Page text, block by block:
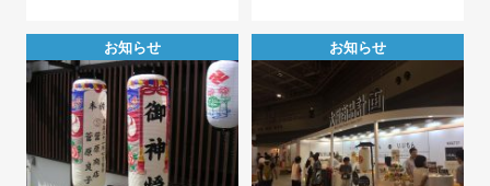
お知らせ お知らせ